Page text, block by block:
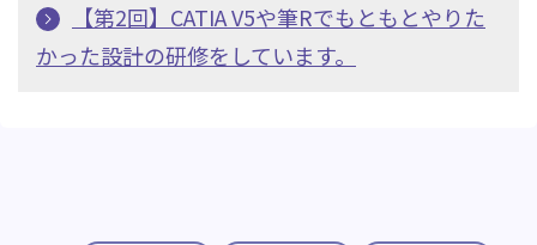
【第2回】CATIA V5や筆Rでもともとやりた
かった設計の研修をしています。